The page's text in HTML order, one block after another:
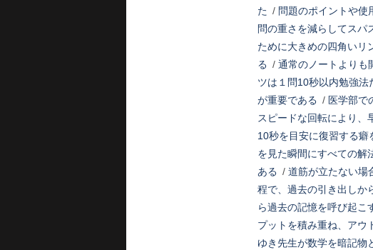
た / 問題のポイントや使
問の重さを減らしてスパ
ために大きめの四角いリ
る / 通常のノートよりも
ツは１問10秒以内勉強法
が重要である / 医学部で
スピードな回転により、
10秒を目安に復習する癖
を見た瞬間にすべての解
ある / 道筋が立たない場
程で、過去の引き出しか
ら過去の記憶を呼び起こ
プットを積み重ね、アウ
ゆき先生が数学を暗記物